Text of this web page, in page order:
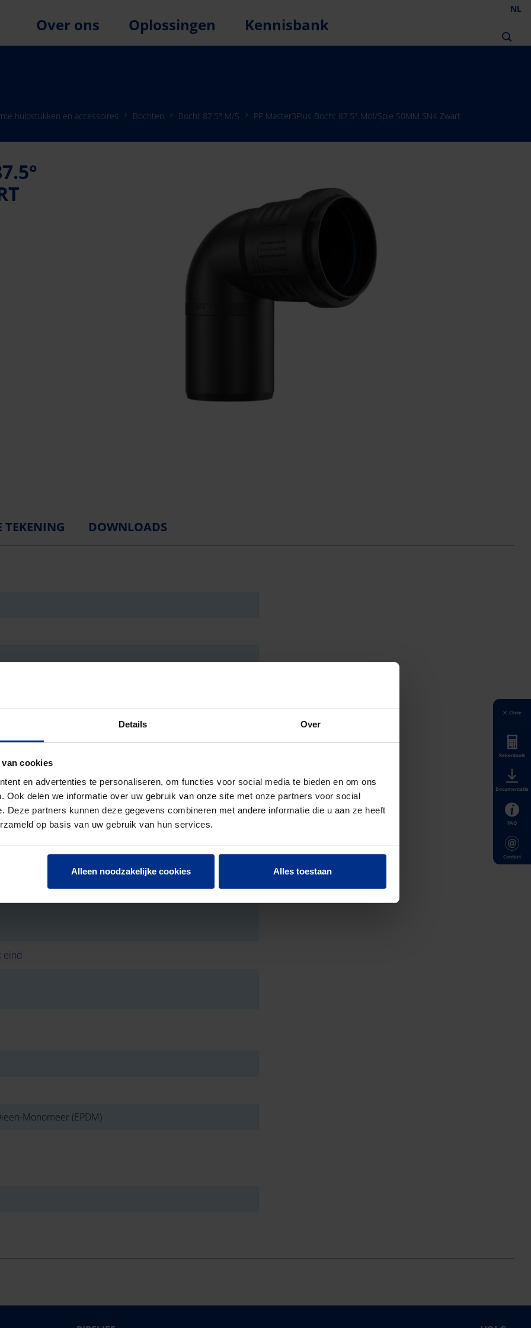
Details Over
cookies
en advertenties te personaliseren, om functies voor social media te bieden en om ons
Ook delen we informatie over uw gebruik van onze site met onze partners voor social
Deze partners kunnen deze gegevens combineren met andere informatie die u aan ze heeft
op basis van uw gebruik van hun services.
Alleen noodzakelijke cookies Alles toestaan
Over ons Oplossingen Kennisbank
NL
hulpstukken en accessoires Bochten Bocht 87.5° M/S PP Master3Plus Bocht 87.5° Mof/Spie 50MM SN4 Zwart
TEKENING DOWNLOADS
eind
Monomeer (EPDM)
Close
Rekentools
Documentatie
FAQ
Contact